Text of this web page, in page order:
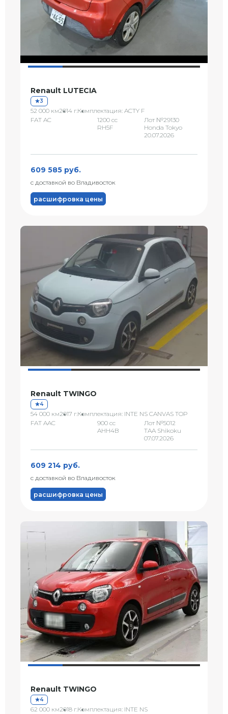
Renault LUTECIA
3
52 000 км2014 г.Комплектация: ACTY F
FAT AC
1200 сс
RH5F
Лот №29130
Honda Tokyo
20.07.2026
609 585 руб.
с доставкой во Владивосток
расшифровка цены
Renault TWINGO
4
54 000 км2017 г.Комплектация: INTE NS CANVAS TOP
FAT AAC
900 сс
AHH4B
Лот №5012
TAA Shikoku
07.07.2026
609 214 руб.
с доставкой во Владивосток
расшифровка цены
Renault TWINGO
4
62 000 км2018 г.Комплектация: INTE NS